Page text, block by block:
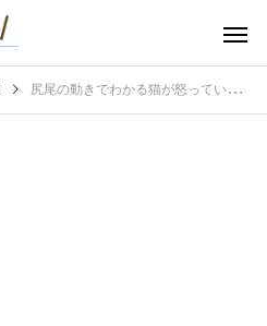
尻尾の動きでわかる猫が怒っているサイン！危険な状態をいち早く察知